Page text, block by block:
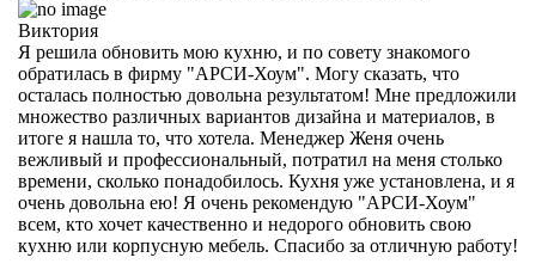
Виктория
Я решила обновить мою кухню, и по совету знакомого
обратилась в фирму "АРСИ-Хоум". Могу сказать, что
осталась полностью довольна результатом! Мне предложили
множество различных вариантов дизайна и материалов, в
итоге я нашла то, что хотела. Менеджер Женя очень
вежливый и профессиональный, потратил на меня столько
времени, сколько понадобилось. Кухня уже установлена, и я
очень довольна ею! Я очень рекомендую "АРСИ-Хоум"
всем, кто хочет качественно и недорого обновить свою
кухню или корпусную мебель. Спасибо за отличную работу!